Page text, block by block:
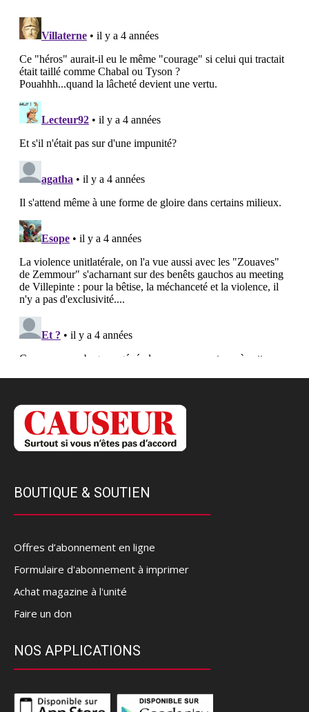
BOUTIQUE & SOUTIEN
Offres d’abonnement en ligne
Formulaire d'abonnement à imprimer
Achat magazine à l'unité
Faire un don
NOS APPLICATIONS